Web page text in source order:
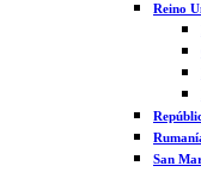
Reino
San